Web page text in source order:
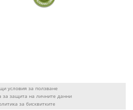
условия за ползване
за защита на личните данни
за бисквитките